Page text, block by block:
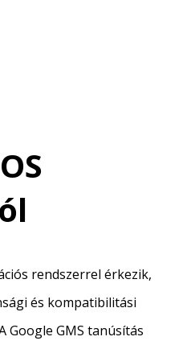
rendszerrel érkezik,
és kompatibilitási
Google GMS tanúsítás